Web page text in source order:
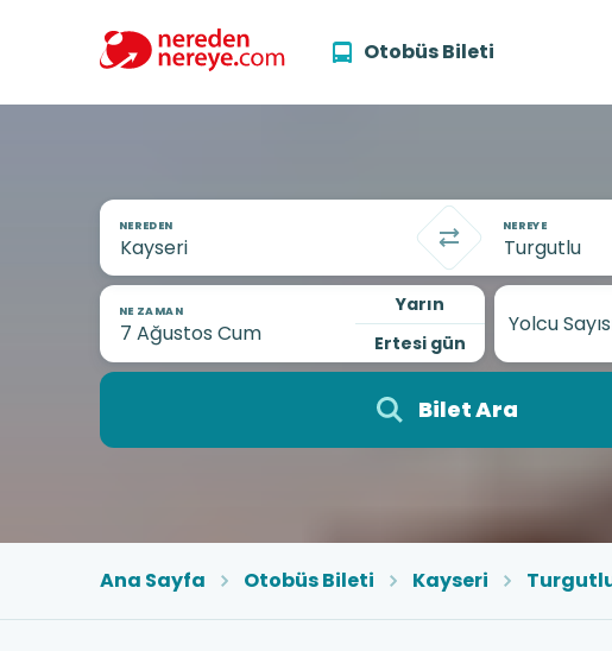
Otobüs Bileti
NEREDEN NEREYE
NE ZAMAN
Yarın
Ertesi gün
Yolcu
Bilet Ara
Ana Sayfa Otobüs Bileti Kayseri